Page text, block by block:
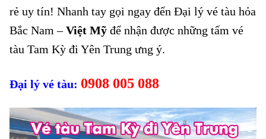
rẻ uy tín! Nhanh tay gọi ngay đến Đại lý vé tàu hỏa
Bắc Nam –Việt Mỹ để nhận được những tấm vé
tàu Tam Kỳ đi Yên Trung ưng ý.
Đại lý vé tàu: 0908 005 088